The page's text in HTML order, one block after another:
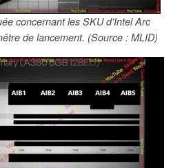
concernant les SKU d'Intel Arc
de lancement. (Source : MLID)